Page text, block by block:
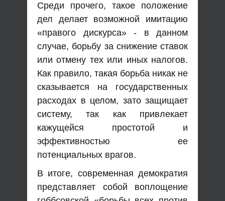
Среди прочего, такое положение
дел делает возможной имитацию
«правого дискурса» - в данном
случае, борьбу за снижение ставок
или отмену тех или иных налогов.
Как правило, такая борьба никак не
сказывается на государственных
расходах в целом, зато защищает
систему, так как привлекает
кажущейся простотой и
эффективностью ее
потенциальных врагов.
В итоге, современная демократия
представляет собой воплощение